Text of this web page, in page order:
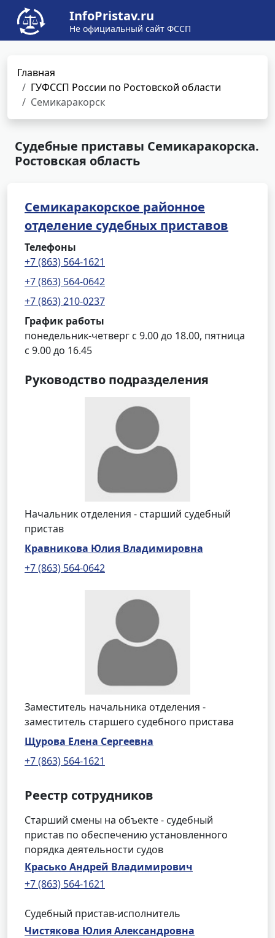
InfoPristav.ru
Не официальный сайт ФССП
Главная
ГУФССП России по Ростовской области
Семикаракорск
Судебные приставы Семикаракорска.
Ростовская область
Семикаракорское районное
отделение судебных приставов
Телефоны
+7 (863) 564-1621
+7 (863) 564-0642
+7 (863) 210-0237
График работы
понедельник-четверг с 9.00 до 18.00, пятница
с 9.00 до 16.45
Руководство подразделения
Начальник отделения - старший судебный
пристав
Кравникова Юлия Владимировна
+7 (863) 564-0642
Заместитель начальника отделения -
заместитель старшего судебного пристава
Щурова Елена Сергеевна
+7 (863) 564-1621
Реестр сотрудников
Старший смены на объекте - судебный
пристав по обеспечению установленного
порядка деятельности судов
Красько Андрей Владимирович
+7 (863) 564-1621
Судебный пристав-исполнитель
Чистякова Юлия Александровна